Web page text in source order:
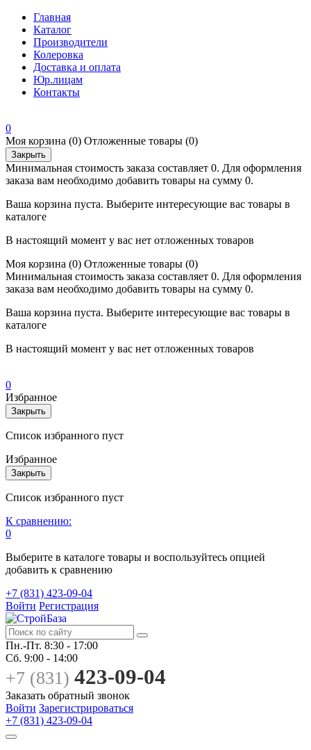
Главная
Каталог
Производители
Колеровка
Доставка и оплата
Юр.лицам
Контакты
0
Моя корзина (0) Отложенные товары (0)
Закрыть
Минимальная стоимость заказа составляет 0. Для оформления
заказа вам необходимо добавить товары на сумму 0.
Ваша корзина пуста. Выберите интересующие вас товары в
каталоге
В настоящий момент у вас нет отложенных товаров
Моя корзина (0) Отложенные товары (0)
Минимальная стоимость заказа составляет 0. Для оформления
заказа вам необходимо добавить товары на сумму 0.
Ваша корзина пуста. Выберите интересующие вас товары в
каталоге
В настоящий момент у вас нет отложенных товаров
0
Избранное
Закрыть
Список избранного пуст
Избранное
Закрыть
Список избранного пуст
К сравнению:
0
Выберите в каталоге товары и воспользуйтесь опцией
добавить к сравнению
+7 (831) 423-09-04
Войти Регистрация
Пн.-Пт. 8:30 - 17:00
Сб. 9:00 - 14:00
+7 (831) 423-09-04
Заказать обратный звонок
Войти Зарегистрироваться
+7 (831) 423-09-04